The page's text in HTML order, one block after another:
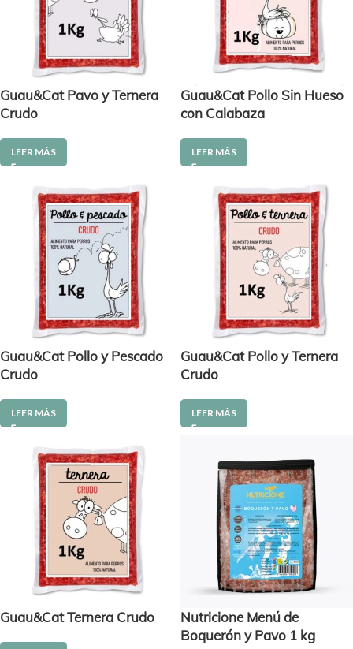
Guau&Cat Pavo y Ternera
Crudo
LEER MÁS
Guau&Cat Pollo Sin Hueso
con Calabaza
LEER MÁS
Guau&Cat Pollo y Pescado
Crudo
LEER MÁS
Guau&Cat Pollo y Ternera
Crudo
LEER MÁS
Guau&Cat Ternera Crudo
Nutricione Menú de
Boquerón y Pavo 1 kg